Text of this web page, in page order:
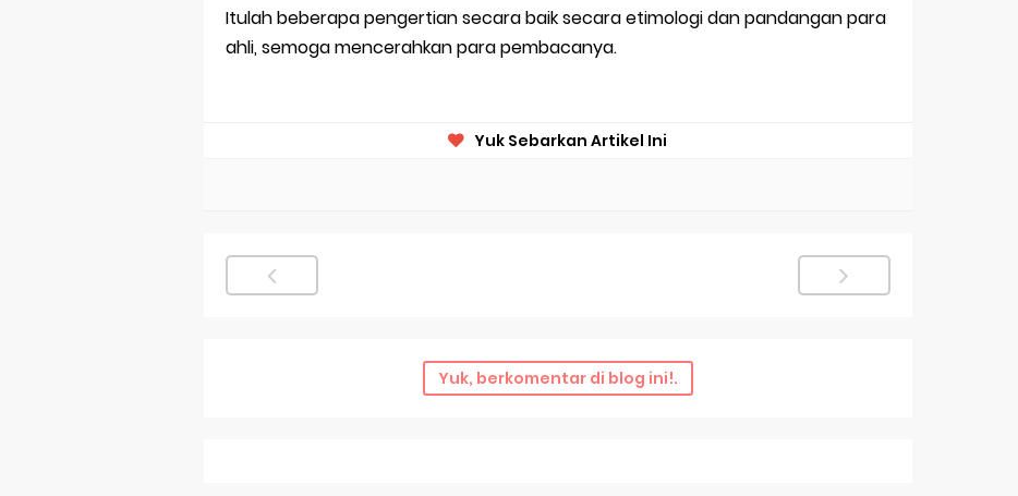
Itulah beberapa pengertian secara baik secara etimologi dan pandangan para
ahli, semoga mencerahkan para pembacanya.
Yuk Sebarkan Artikel Ini
Yuk, berkomentar di blog ini!.